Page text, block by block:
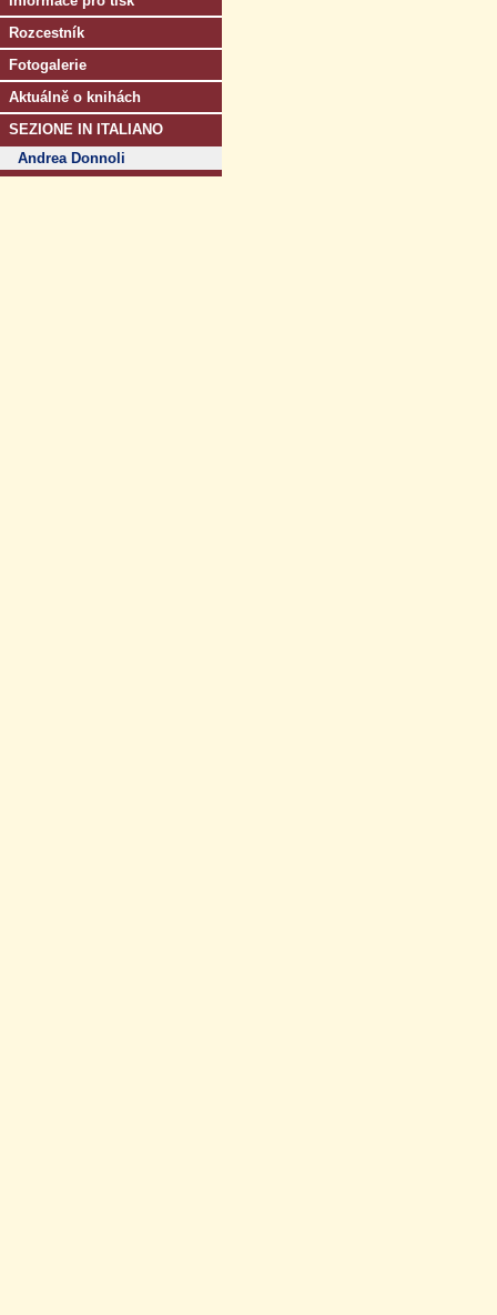
Rozcestník
Fotogalerie
Aktuálně o knihách
SEZIONE IN ITALIANO
Andrea Donnoli